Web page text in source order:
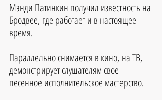
Мэнди Патинкин получил известность на
Бродвее, где работает и в настоящее
время.
Параллельно снимается в кино, на ТВ,
демонстрирует слушателям свое
песенное исполнительское мастерство.